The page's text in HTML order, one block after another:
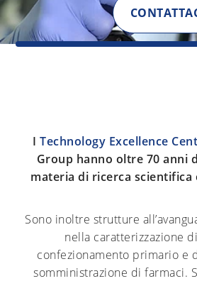
ITechnology Excellence
Group hanno oltre 70 anni
materia di ricerca scientifica
Sono inoltre strutture
nella caratterizzazione
confezionamento primario e
somministrazione di farmaci.